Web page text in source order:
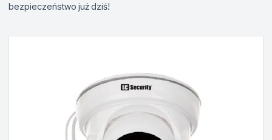
bezpieczeństwo już dziś!